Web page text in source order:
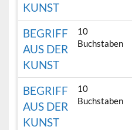
KUNST
BEGRIFF
AUS DER
KUNST
10
Buchstaben
BEGRIFF
AUS DER
KUNST
10
Buchstaben